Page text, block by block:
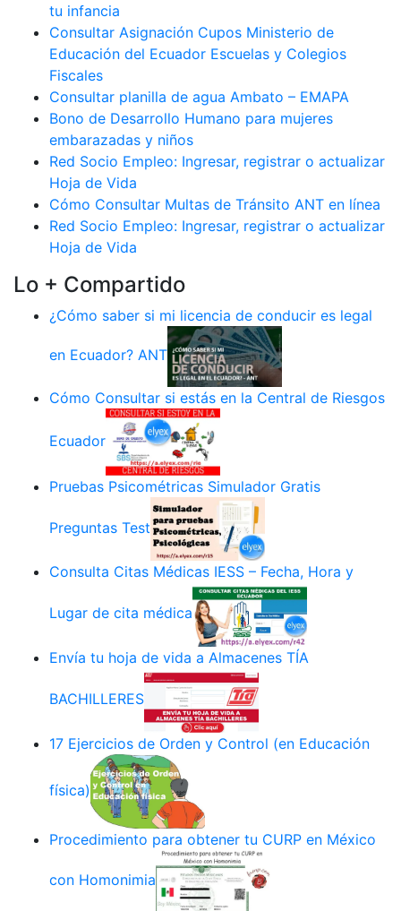
tu infancia
Consultar Asignación Cupos Ministerio de
Educación del Ecuador Escuelas y Colegios
Fiscales
Consultar planilla de agua Ambato – EMAPA
Bono de Desarrollo Humano para mujeres
embarazadas y niños
Red Socio Empleo: Ingresar, registrar o actualizar
Hoja de Vida
Cómo Consultar Multas de Tránsito ANT en línea
Red Socio Empleo: Ingresar, registrar o actualizar
Hoja de Vida
Lo + Compartido
¿Cómo saber si mi licencia de conducir es legal
en Ecuador? ANT
Cómo Consultar si estás en la Central de Riesgos
Ecuador
Pruebas Psicométricas Simulador Gratis
Preguntas Test
Consulta Citas Médicas IESS – Fecha, Hora y
Lugar de cita médica
Envía tu hoja de vida a Almacenes TÍA
BACHILLERES
17 Ejercicios de Orden y Control (en Educación
física)
Procedimiento para obtener tu CURP en México
con Homonimia